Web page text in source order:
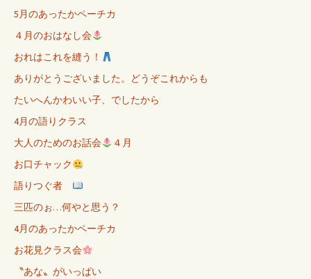
5月のあったかペーチカ
４月のおはなし会
おれはこれを縫う！
ありがとうございました。どうぞこれからも
たいへんかわいい子、でしたから
4月の語りクラス
大人のためのお話会
４月
お口チャック
語りつぐ者
三匹のぉ…何やと思う？
4月のあったかペーチカ
お花見クラス会
〝あな〟がいっぱい